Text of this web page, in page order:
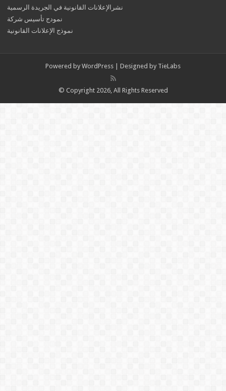
نشرالإعلانات القانونية في الجريدة الرسمية
نمودج تأسيس شركة
نموذج الإعلانات القانونية
Powered by WordPress | Designed by TieLabs
© Copyright 2026, All Rights Reserved